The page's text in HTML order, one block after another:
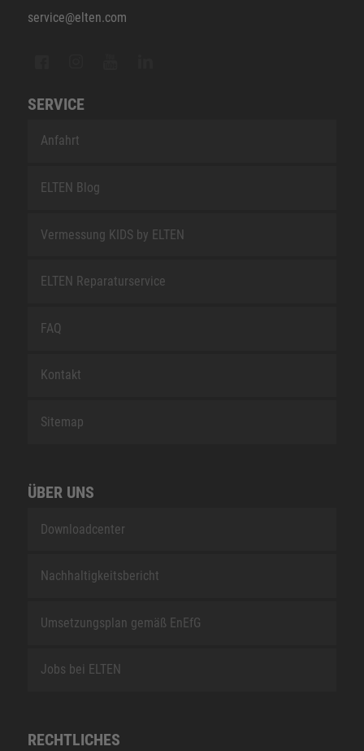
service@elten.com
SERVICE
Anfahrt
ELTEN Blog
Vermessung KIDS by ELTEN
ELTEN Reparaturservice
FAQ
Kontakt
Sitemap
ÜBER UNS
Downloadcenter
Nachhaltigkeitsbericht
Umsetzungsplan gemäß EnEfG
Jobs bei ELTEN
RECHTLICHES